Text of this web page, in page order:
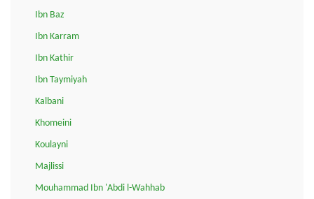
Ibn Baz
Ibn Karram
Ibn Kathir
Ibn Taymiyah
Kalbani
Khomeini
Koulayni
Majlissi
Mouhammad Ibn 'Abdi l-Wahhab